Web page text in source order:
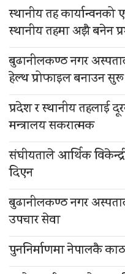
स्थानीय तह
स्थानीय तहमा अझै बनेन
बुढानीलकण्ठ नगर
हेल्थ प्रोफाइल बनाउन सुरू
प्रदेश र स्थानीय तहलाई
मन्त्रालय सकरात्मक
संघीयताले आर्थिक
दिएन
बुढानीलकण्ठ नगर
उपचार सेवा
पुननिर्माणमा नेपालकै